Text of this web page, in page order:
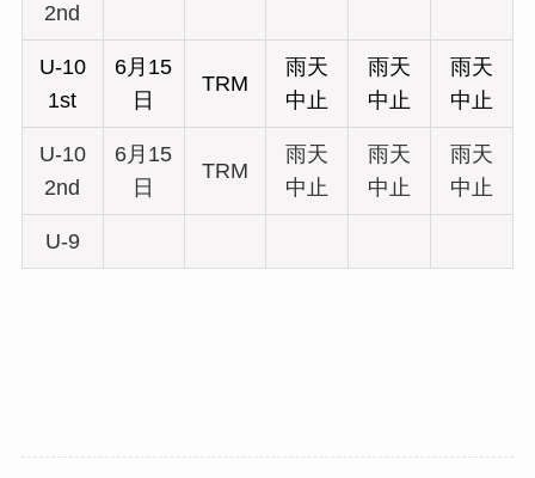
2nd
U-10
1st
6月15
日
TRM
雨天
中止
雨天
中止
雨天
中止
U-10
2nd
6月15
日
TRM
雨天
中止
雨天
中止
雨天
中止
U-9